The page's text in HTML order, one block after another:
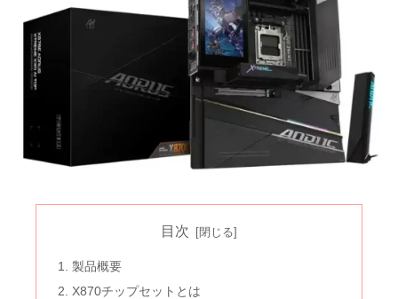
目次
製品概要
X870チップセットとは